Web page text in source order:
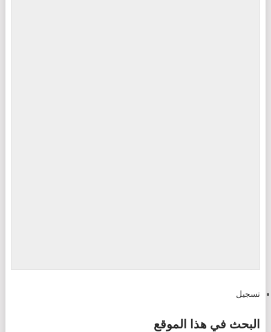
تسجيل
البحث في هذا الموقع